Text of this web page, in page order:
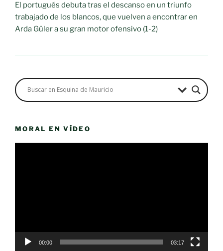
El portugués debuta tras el descanso en un triunfo
trabajado de los blancos, que vuelven a encontrar en
Arda Güler a su gran motor ofensivo (1-2)
MORAL EN VÍDEO
00:00 03:17